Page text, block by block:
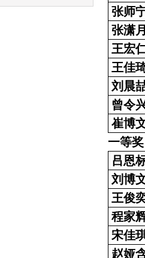
张师
张潇月
王宏
王佳
刘晨
曾令
崔博
一等奖
吕恩
刘博
王俊
程家
宋佳
赵娅